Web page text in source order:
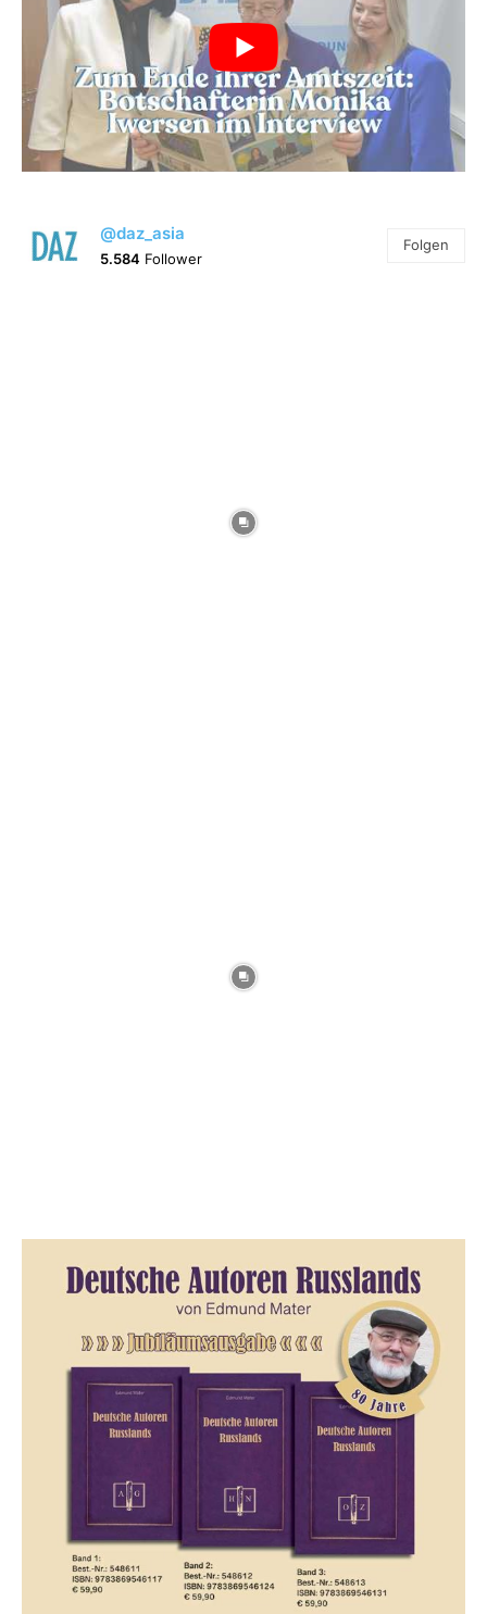
@daz_asia
5.584 Follower
Folgen